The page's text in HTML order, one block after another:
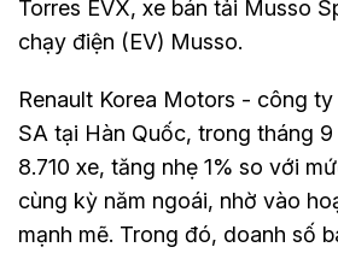
Torres EVX, xe bán tải Musso
chạy điện (EV) Musso.
Renault Korea Motors - công
SA tại Hàn Quốc, trong tháng
8.710 xe, tăng nhẹ 1% so với
cùng kỳ năm ngoái, nhờ vào
mạnh mẽ. Trong đó, doanh số